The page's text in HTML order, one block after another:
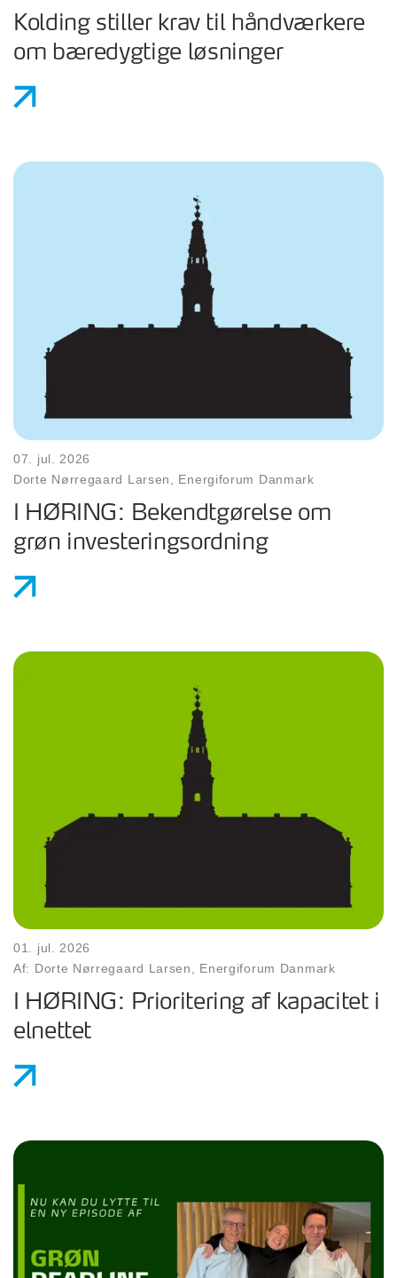
Kolding stiller krav til håndværkere
om bæredygtige løsninger
07. jul. 2026
Dorte Nørregaard Larsen, Energiforum Danmark
I HØRING: Bekendtgørelse om
grøn investeringsordning
01. jul. 2026
Af: Dorte Nørregaard Larsen, Energiforum Danmark
I HØRING: Prioritering af kapacitet i
elnettet